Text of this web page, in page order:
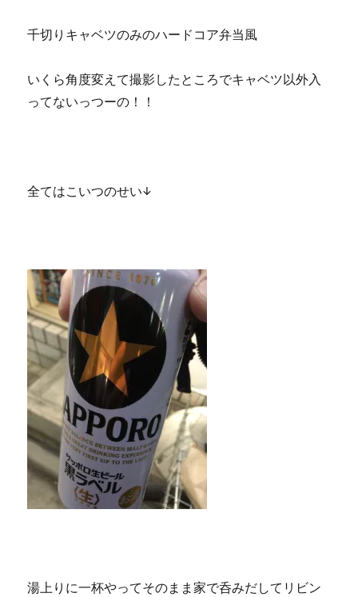
千切りキャベツのみのハードコア弁当風
いくら角度変えて撮影したところでキャベツ以外入
ってないっつーの！！
全てはこいつのせい↓
湯上りに一杯やってそのまま家で呑みだしてリビン